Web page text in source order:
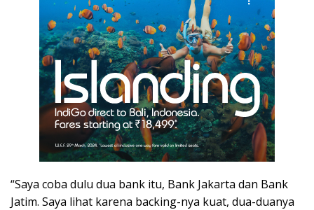
“Saya coba dulu dua bank itu, Bank Jakarta dan Bank
Jatim. Saya lihat karena backing-nya kuat, dua-duanya